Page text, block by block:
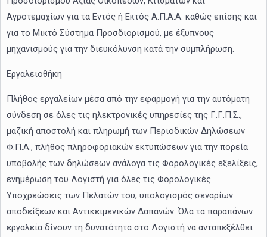
Αγροτεμαχίων για τα Εντός ή Εκτός Α.Π.Α.Α. καθώς επίσης και
για το Μικτό Σύστημα Προσδιορισμού, με έξυπνους
μηχανισμούς για την διευκόλυνση κατά την συμπλήρωση.
Εργαλειοθήκη
Πλήθος εργαλείων μέσα από την εφαρμογή για την αυτόματη
σύνδεση σε όλες τις ηλεκτρονικές υπηρεσίες της Γ.Γ.Π.Σ.,
μαζική αποστολή και πληρωμή των Περιοδικών Δηλώσεων
Φ.Π.Α., πλήθος πληροφοριακών εκτυπώσεων για την πορεία
υποβολής των δηλώσεων ανάλογα τις Φορολογικές εξελίξεις,
ενημέρωση του Λογιστή για όλες τις Φορολογικές
Υποχρεώσεις των Πελατών του, υπολογισμός σεναρίων
αποδείξεων και Αντικειμενικών Δαπανών. Όλα τα παραπάνων
εργαλεία δίνουν τη δυνατότητα στο Λογιστή να ανταπεξέλθει